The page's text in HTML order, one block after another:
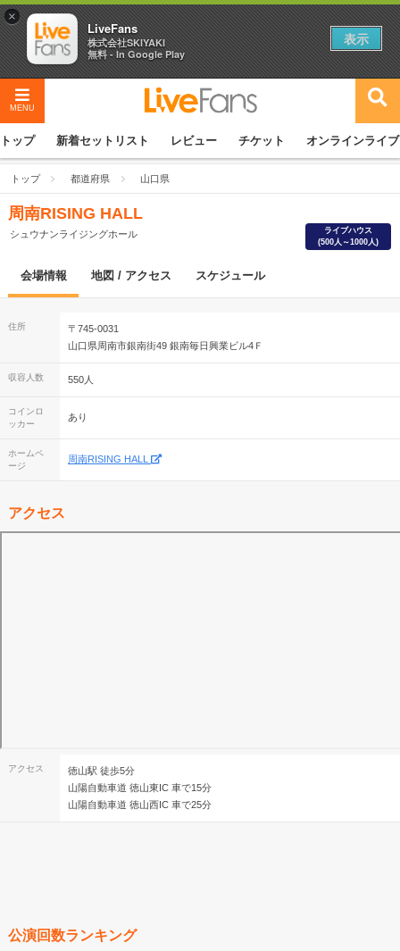
MENU
トップ 新着セットリスト レビュー チケット オンラインライブ
トップ 都道府県 山口県
周南RISING HALL
シュウナンライジングホール
ライブハウス
(500人～1000人)
会場情報 地図 / アクセス スケジュール
住所
〒745-0031
山口県周南市銀南街49 銀南毎日興業ビル4Ｆ
収容人数 550人
コインロ
ッカー
あり
ホームペ
ージ
周南RISING HALL
アクセス
アクセス
徳山駅 徒歩5分
山陽自動車道 徳山東IC 車で15分
山陽自動車道 徳山西IC 車で25分
公演回数ランキング
×
LiveFans
株式会社SKIYAKI
無料 - In Google Play
表示